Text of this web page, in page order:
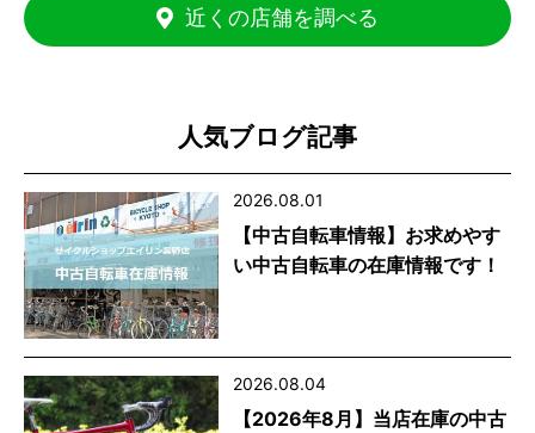
近くの店舗を調べる
人気ブログ記事
2026.08.01
【中古自転車情報】お求めやす
い中古自転車の在庫情報です！
2026.08.04
【2026年8月】当店在庫の中古